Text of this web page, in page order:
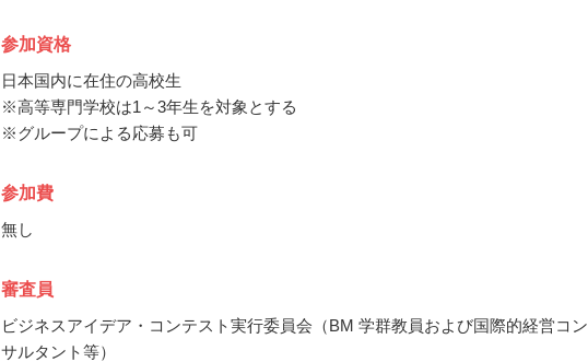
参加資格
日本国内に在住の高校生
※高等専門学校は1～3年生を対象とする
※グループによる応募も可
参加費
無し
審査員
ビジネスアイデア・コンテスト実行委員会（BM 学群教員および国際的経営コン
サルタント等）